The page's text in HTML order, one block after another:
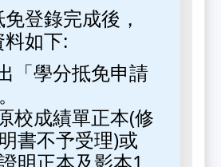
登錄完成後，
如下:
「學分抵免申請
校成績單正本(修
書不予受理)或